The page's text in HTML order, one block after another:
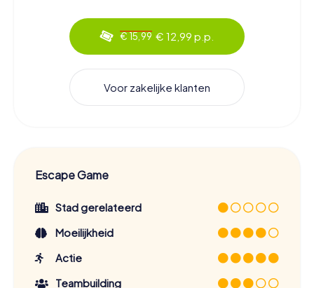
€ 15,99 € 12,99 p.p.
Voor zakelijke klanten
Escape Game
Stad gerelateerd
Moeilijkheid
Actie
Teambuilding